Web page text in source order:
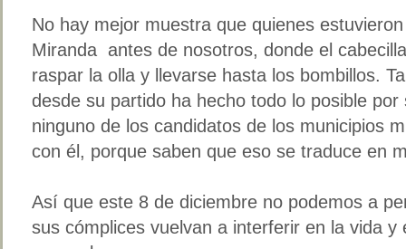
No hay mejor muestra que quienes
Miranda antes de nosotros, donde el
raspar la olla y llevarse hasta los bombillos.
desde su partido ha hecho todo lo posible
ninguno de los candidatos de los municipios
con él, porque saben que eso se traduce en
Así que este 8 de diciembre no podemos a
sus cómplices vuelvan a interferir en la vida y